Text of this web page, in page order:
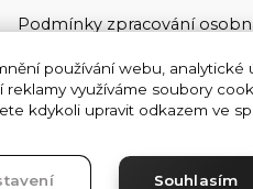
Podmínky zpracování
Kontakty
Obchodní podmínky
používání webu, analytické
využíváme soubory
kdykoli upravit odkazem ve
Souhlasím